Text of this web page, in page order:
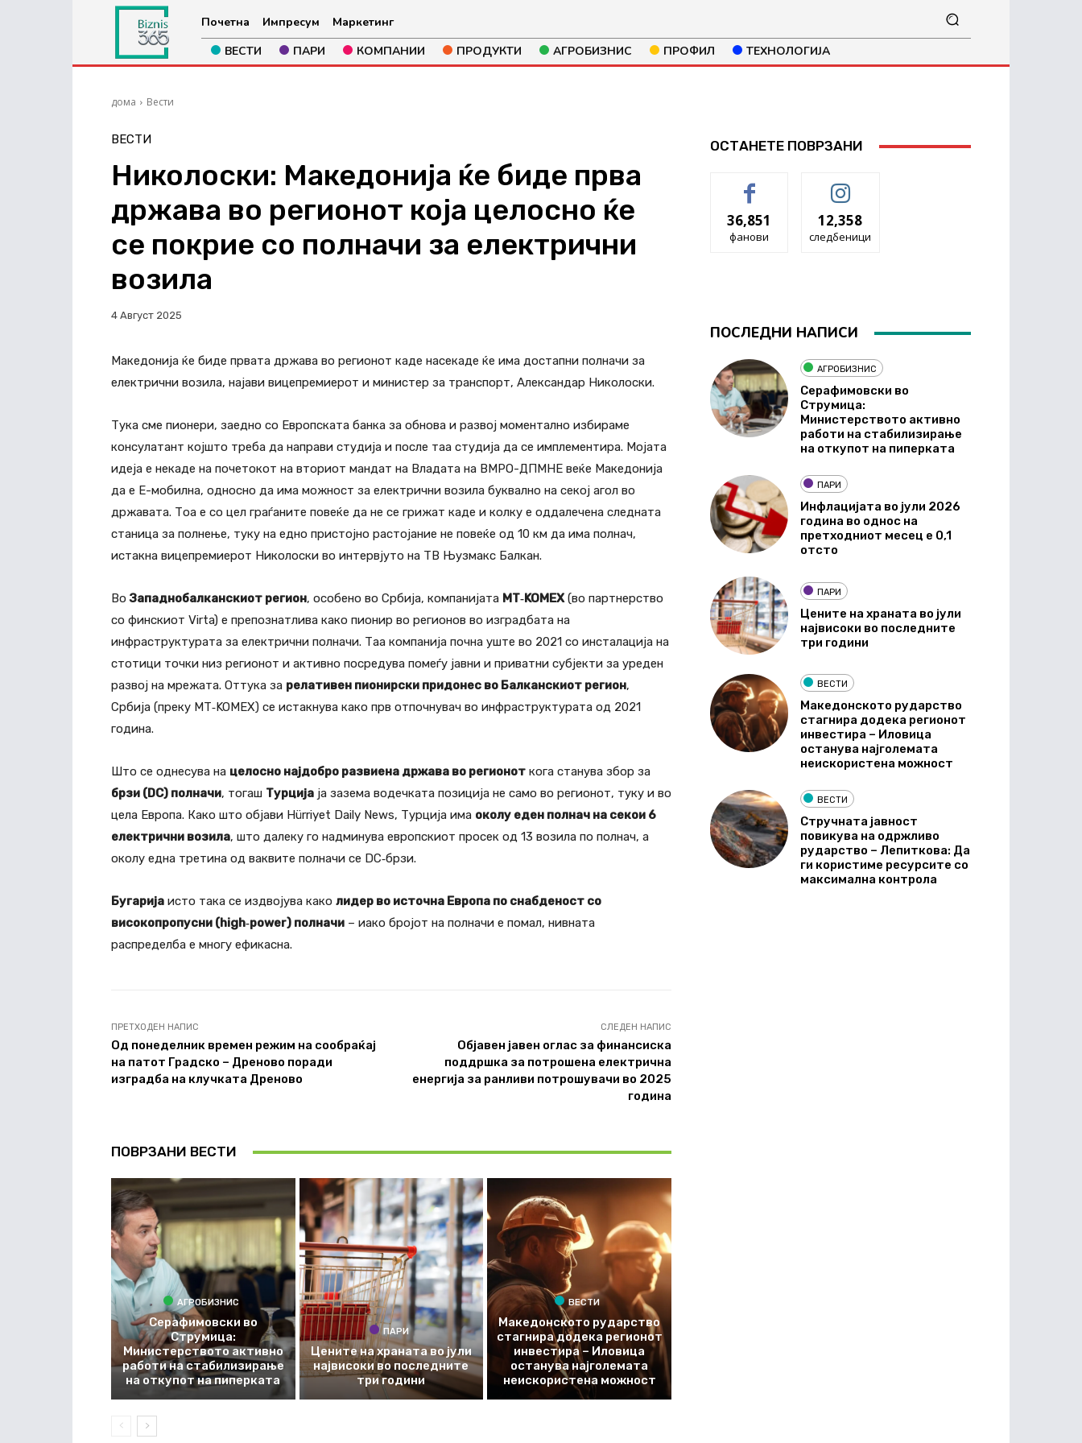
Почетна Импресум
Маркетинг
ВЕСТИ
ПАРИ КОМПАНИИ ПРОДУКТИ АГРОБИЗНИС ПРОФИЛ ТЕХНОЛОГИЈА
дома Вести
ВЕСТИ
Николоски: Македонија ќе биде прва
држава во регионот која целосно ќе
се покрие со полначи за електрични
возила
4 Август 2025
Македонија ќе биде првата држава во регионот каде насекаде ќе има достапни полначи за
електрични возила, најави вицепремиерот и министер за транспорт, Александар Николоски.
Тука сме пионери, заедно со Европската банка за обнова и развој моментално избираме
консулатант којшто треба да направи студија и после таа студија да се имплементира. Мојата
идеја е некаде на почетокот на вториот мандат на Владата на ВМРО-ДПМНЕ веќе Македонија
да е Е-мобилна, односно да има можност за електрични возила буквално на секој агол во
државата. Тоа е со цел граѓаните повеќе да не се грижат каде и колку е оддалечена следната
станица за полнење, туку на едно пристојно растојание не повеќе од 10 км да има полнач,
истакна вицепремиерот Николоски во интервјуто на ТВ Њузмакс Балкан.
ВоЗападнобалканскиот регион, особено во Србија, компанијата MT‑KOMEX(во партнерство
со финскиот Virta) е препознатлива како пионир во регионов во изградбата на
инфраструктурата за електрични полначи. Таа компанија почна уште во 2021 со инсталација на
стотици точки низ регионот и активно посредува помеѓу јавни и приватни субјекти за уреден
развој на мрежата. Оттука за релативен пионирски придонес во Балканскиот регион,
Србија (преку MT‑KOMEX) се истакнува како прв отпочнувач во инфраструктурата од 2021
година.
Што се однесува на целосно најдобро развиена држава во регионот кога станува збор за
брзи (DC) полначи, тогаш Турција ја зазема водечката позиција не само во регионот, туку и во
цела Европа. Како што објави Hürriyet Daily News, Турција има околу еден полнач на секои 6
електрични возила, што далеку го надминува европскиот просек од 13 возила по полнач, а
околу една третина од ваквите полначи се DC‑брзи.
Бугарија исто така се издвојува како лидер во источна Европа по снабденост со
високопропусни (high‑power) полначи – иако бројот на полначи е помал, нивната
распределба е многу ефикасна.
ПРЕТХОДЕН НАПИС
Од понеделник времен режим на сообраќај
на патот Градско – Дреново поради
изградба на клучката Дреново
СЛЕДЕН НАПИС
Објавен јавен оглас за финансиска
поддршка за потрошена електрична
енергија за ранливи потрошувачи во 2025
година
ПОВРЗАНИ ВЕСТИ
АГРОБИЗНИС
Серафимовски во
Струмица:
Министерството активно
работи на стабилизирање
на откупот на пиперката
ПАРИ
Цените на храната во јули
највисоки во последните
три години
ВЕСТИ
Македонското рударство
стагнира додека регионот
инвестира – Иловица
останува најголемата
неискористена можност
ОСТАНЕТЕ ПОВРЗАНИ
36,851
фанови
12,358
следбеници
ПОСЛЕДНИ НАПИСИ
АГРОБИЗНИС
Серафимовски во
Струмица:
Министерството активно
работи на стабилизирање
на откупот на пиперката
ПАРИ
Инфлацијата во јули 2026
година во однос на
претходниот месец е 0,1
отсто
ПАРИ
Цените на храната во јули
највисоки во последните
три години
ВЕСТИ
Македонското рударство
стагнира додека регионот
инвестира – Иловица
останува најголемата
неискористена можност
ВЕСТИ
Стручната јавност
повикува на одржливо
рударство – Лепиткова: Да
ги користиме ресурсите со
максимална контрола